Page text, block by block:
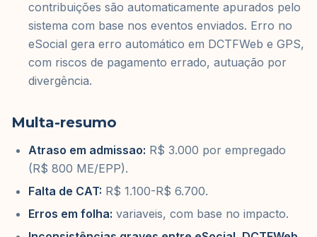
contribuições são automaticamente apurados pelo
sistema com base nos eventos enviados. Erro no
eSocial gera erro automático em DCTFWeb e GPS,
com riscos de pagamento errado, autuação por
divergência.
Multa-resumo
Atraso em admissao: R$ 3.000 por empregado
(R$ 800 ME/EPP).
Falta de CAT: R$ 1.100-R$ 6.700.
Erros em folha: variaveis, com base no impacto.